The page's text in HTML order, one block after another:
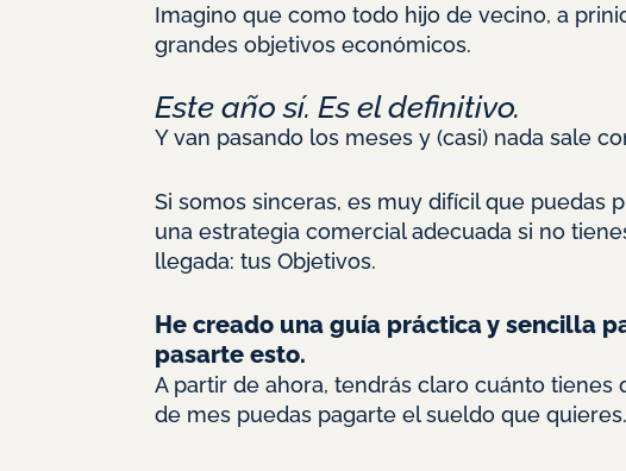
Imagino que como todo hijo de vecino, a
grandes objetivos económicos.
Este año sí. Es el definitivo.
Y van pasando los meses y (casi) nada sale
Si somos sinceras, es muy difícil que puedas
una estrategia comercial adecuada si no
llegada: tus Objetivos.
He creado una guía práctica y sencilla
pasarte esto.
A partir de ahora, tendrás claro cuánto tienes
de mes puedas pagarte el sueldo que quieres.